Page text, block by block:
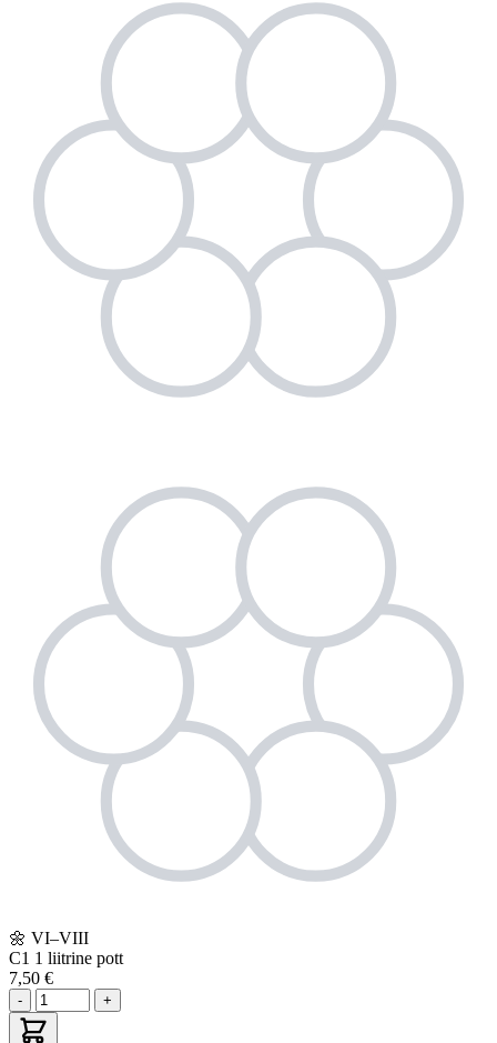
🌼 VI–VIII
C1 1 liitrine pott
7,50 €
- +